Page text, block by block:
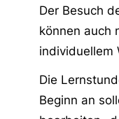
Der Besuch
können auch
individuellem
Die
Beginn an